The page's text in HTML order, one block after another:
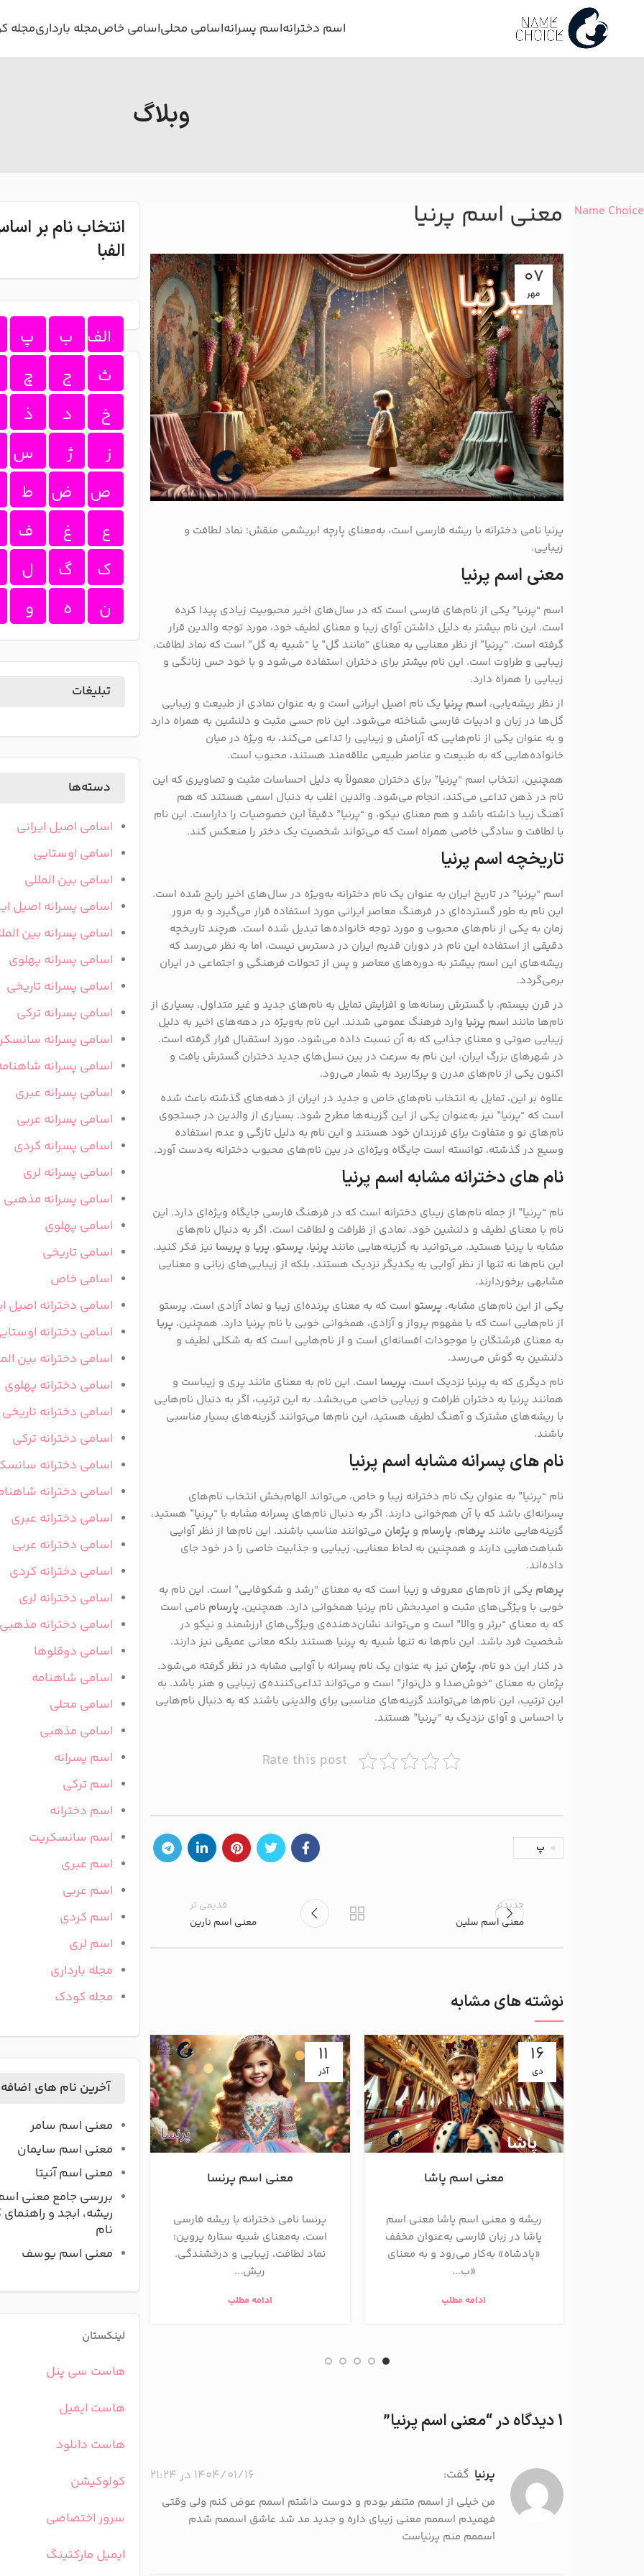
اسم دخترانهاسم پسرانهاسامی محلیاسامی خاصمجله بارداریمجله
وبلاگ
Name Choice معنی اسم پرنیا
07
مهر
پرنیا نامی دخترانه با ریشه فارسی است، به‌معنای پارچه ابریشمی منقش؛ نماد لطافت و
زیبایی.
معنی اسم پرنیا
اسم “پرنیا” یکی از نام‌های فارسی است که در سال‌های اخیر محبوبیت زیادی پیدا کرده
است. این نام بیشتر به دلیل داشتن آوای زیبا و معنای لطیف خود، مورد توجه والدین قرار
گرفته است. “پرنیا” از نظر معنایی به معنای “مانند گل” یا “شبیه به گل” است که نماد لطافت،
زیبایی و طراوت است. این نام بیشتر برای دختران استفاده می‌شود و با خود حس زنانگی و
زیبایی را همراه دارد.
از نظر ریشه‌یابی، اسم پرنیا یک نام اصیل ایرانی است و به عنوان نمادی از طبیعت و زیبایی
گل‌ها در زبان و ادبیات فارسی شناخته می‌شود. این نام حسی مثبت و دلنشین به همراه دارد
و به عنوان یکی از نام‌هایی که آرامش و زیبایی را تداعی می‌کند، به ویژه در میان
خانواده‌هایی که به طبیعت و عناصر طبیعی علاقه‌مند هستند، محبوب است.
همچنین، انتخاب اسم “پرنیا” برای دختران معمولاً به دلیل احساسات مثبت و تصاویری که این
نام در ذهن تداعی می‌کند، انجام می‌شود. والدین اغلب به دنبال اسمی هستند که هم
آهنگ زیبا داشته باشد و هم معنای نیکو، و “پرنیا” دقیقاً این خصوصیات را داراست. این نام
با لطافت و سادگی خاصی همراه است که می‌تواند شخصیت یک دختر را منعکس کند.
تاریخچه اسم پرنیا
اسم “پرنیا” در تاریخ ایران به عنوان یک نام دخترانه به‌ویژه در سال‌های اخیر رایج شده است.
این نام به طور گسترده‌ای در فرهنگ معاصر ایرانی مورد استفاده قرار می‌گیرد و به مرور
زمان به یکی از نام‌های محبوب و مورد توجه خانواده‌ها تبدیل شده است. هرچند تاریخچه
دقیقی از استفاده این نام در دوران قدیم ایران در دسترس نیست، اما به نظر می‌رسد که
ریشه‌های این اسم بیشتر به دوره‌های معاصر و پس از تحولات فرهنگی و اجتماعی در ایران
برمی‌گردد.
در قرن بیستم، با گسترش رسانه‌ها و افزایش تمایل به نام‌های جدید و غیر متداول، بسیاری از
نام‌ها مانند اسم پرنیا وارد فرهنگ عمومی شدند. این نام به‌ویژه در دهه‌های اخیر به دلیل
زیبایی صوتی و معنای جذابی که به آن نسبت داده می‌شود، مورد استقبال قرار گرفته است.
در شهرهای بزرگ ایران، این نام به سرعت در بین نسل‌های جدید دختران گسترش یافت و
اکنون یکی از نام‌های مدرن و پرکاربرد به شمار می‌رود.
علاوه بر این، تمایل به انتخاب نام‌های خاص و جدید در ایران از دهه‌های گذشته باعث شده
است که “پرنیا” نیز به‌عنوان یکی از این گزینه‌ها مطرح شود. بسیاری از والدین در جستجوی
نام‌های نو و متفاوت برای فرزندان خود هستند و این نام به دلیل تازگی و عدم استفاده
وسیع در گذشته، توانسته است جایگاه ویژه‌ای در بین نام‌های محبوب دخترانه به‌دست آورد.
نام های دخترانه مشابه اسم پرنیا
نام “پرنیا” از جمله نام‌های زیبای دخترانه است که در فرهنگ فارسی جایگاه ویژه‌ای دارد. این
نام با معنای لطیف و دلنشین خود، نمادی از ظرافت و لطافت است. اگر به دنبال نام‌های
مشابه با پرنیا هستید، می‌توانید به گزینه‌هایی مانند پرنیا، پرستو، پریا و پریسا نیز فکر کنید.
این نام‌ها نه تنها از نظر آوایی به یکدیگر نزدیک هستند، بلکه از زیبایی‌های زبانی و معنایی
مشابهی برخوردارند.
یکی از این نام‌های مشابه، پرستو است که به معنای پرنده‌ای زیبا و نماد آزادی است. پرستو
از نام‌هایی است که با مفهوم پرواز و آزادی، همخوانی خوبی با نام پرنیا دارد. همچنین، پریا
به معنای فرشتگان یا موجودات افسانه‌ای است و از نام‌هایی است که به شکلی لطیف و
دلنشین به گوش می‌رسد.
نام دیگری که به پرنیا نزدیک است، پریسا است. این نام به معنای مانند پری و زیباست و
همانند پرنیا به دختران ظرافت و زیبایی خاصی می‌بخشد. به این ترتیب، اگر به دنبال نام‌هایی
با ریشه‌های مشترک و آهنگ لطیف هستید، این نام‌ها می‌توانند گزینه‌های بسیار مناسبی
باشند.
نام های پسرانه مشابه اسم پرنیا
نام “پرنیا” به عنوان یک نام دخترانه زیبا و خاص، می‌تواند الهام‌بخش انتخاب نام‌های
پسرانه‌ای باشد که با آن هم‌خوانی دارند. اگر به دنبال نام‌های پسرانه مشابه با “پرنیا” هستید،
گزینه‌هایی مانند پرهام، پارسام و پژمان می‌توانند مناسب باشند. این نام‌ها از نظر آوایی
شباهت‌هایی دارند و همچنین به لحاظ معنایی، زیبایی و جذابیت خاصی را در خود جای
داده‌اند.
پرهام یکی از نام‌های معروف و زیبا است که به معنای “رشد و شکوفایی” است. این نام به
خوبی با ویژگی‌های مثبت و امیدبخش نام پرنیا همخوانی دارد. همچنین، پارسام نامی است
که به معنای “برتر و والا” است و می‌تواند نشان‌دهنده‌ی ویژگی‌های ارزشمند و نیکو در
شخصیت فرد باشد. این نام‌ها نه تنها شبیه به پرنیا هستند بلکه معانی عمیقی نیز دارند.
در کنار این دو نام، پژمان نیز به عنوان یک نام پسرانه با آوایی مشابه در نظر گرفته می‌شود.
پژمان به معنای “خوش‌صدا و دل‌نواز” است و می‌تواند تداعی‌کننده‌ی زیبایی و هنر باشد. به
این ترتیب، این نام‌ها می‌توانند گزینه‌های مناسبی برای والدینی باشند که به دنبال نام‌هایی
با احساس و آوای نزدیک به “پرنیا” هستند.
Rate this post
پ
جدیدتر
معنی اسم سلین
قدیمی تر
معنی اسم نارین
نوشته های مشابه
16
دی
معنی اسم پاشا
ریشه و معنی اسم پاشا معنی اسم
پاشا در زبان فارسی به‌عنوان مخفف
«پادشاه» به‌کار می‌رود و به معنای
«ب...
ادامه مطلب
11
آذر
معنی اسم پرنسا
پرنسا نامی دخترانه با ریشه فارسی
است، به‌معنای شبیه ستاره پروین؛
نماد لطافت، زیبایی و درخشندگی.
ریش...
ادامه مطلب
معنی اسم
پروا نامی دخترانه با
است، به‌معنای توجه،
اهمیت‌دادن به چیزی.
1 دیدگاه در “ معنی اسم پرنیا”
پرنیا گفت: ۱۴۰۴/۰۱/۱۶ در ۲۱:۲۴
من خیلی از اسمم متنفر بودم و دوست داشتم اسمم عوض کنم ولی وقتی
فهمیدم اسممم معنی زیبای داره و جدید مد شد عاشق اسممم شدم
اسممم منم پرنیاست
انتخاب نام بر
الفبا
الف ب
پ
ث
ج
چ
خ
د
ذ
ز
ژ
س
ص
ض
ط
ع
غ
ف
ک
گ
ل
ن
ه و
تبلیغات
دسته‌ها
اسامی اصیل ایرانی
اسامی اوستایی
اسامی بین المللی
اسامی پسرانه اصیل
اسامی پسرانه بین
اسامی پسرانه پهلوی
اسامی پسرانه تاریخی
اسامی پسرانه ترکی
اسامی پسرانه
اسامی پسرانه
اسامی پسرانه عبری
اسامی پسرانه عربی
اسامی پسرانه کردی
اسامی پسرانه لری
اسامی پسرانه مذهبی
اسامی پهلوی
اسامی تاریخی
اسامی خاص
اسامی دخترانه اصیل
اسامی دخترانه
اسامی دخترانه بین
اسامی دخترانه پهلوی
اسامی دخترانه تاریخی
اسامی دخترانه ترکی
اسامی دخترانه
اسامی دخترانه
اسامی دخترانه عبری
اسامی دخترانه عربی
اسامی دخترانه کردی
اسامی دخترانه لری
اسامی دخترانه مذهبی
اسامی دوقلوها
اسامی شاهنامه
اسامی محلی
اسامی مذهبی
اسم پسرانه
اسم ترکی
اسم دخترانه
اسم سانسکریت
اسم عبری
اسم عربی
اسم کردی
اسم لری
مجله بارداری
مجله کودک
آخرین نام های
معنی اسم سامر
معنی اسم سایمان
معنی اسم آنیتا
بررسی جامع معنی
ریشه، ابجد و
نام
معنی اسم یوسف
لینکستان
هاست سی پنل
هاست ایمیل
هاست دانلود
کولوکیشن
سرور اختصاصی
ایمیل مارکتینگ